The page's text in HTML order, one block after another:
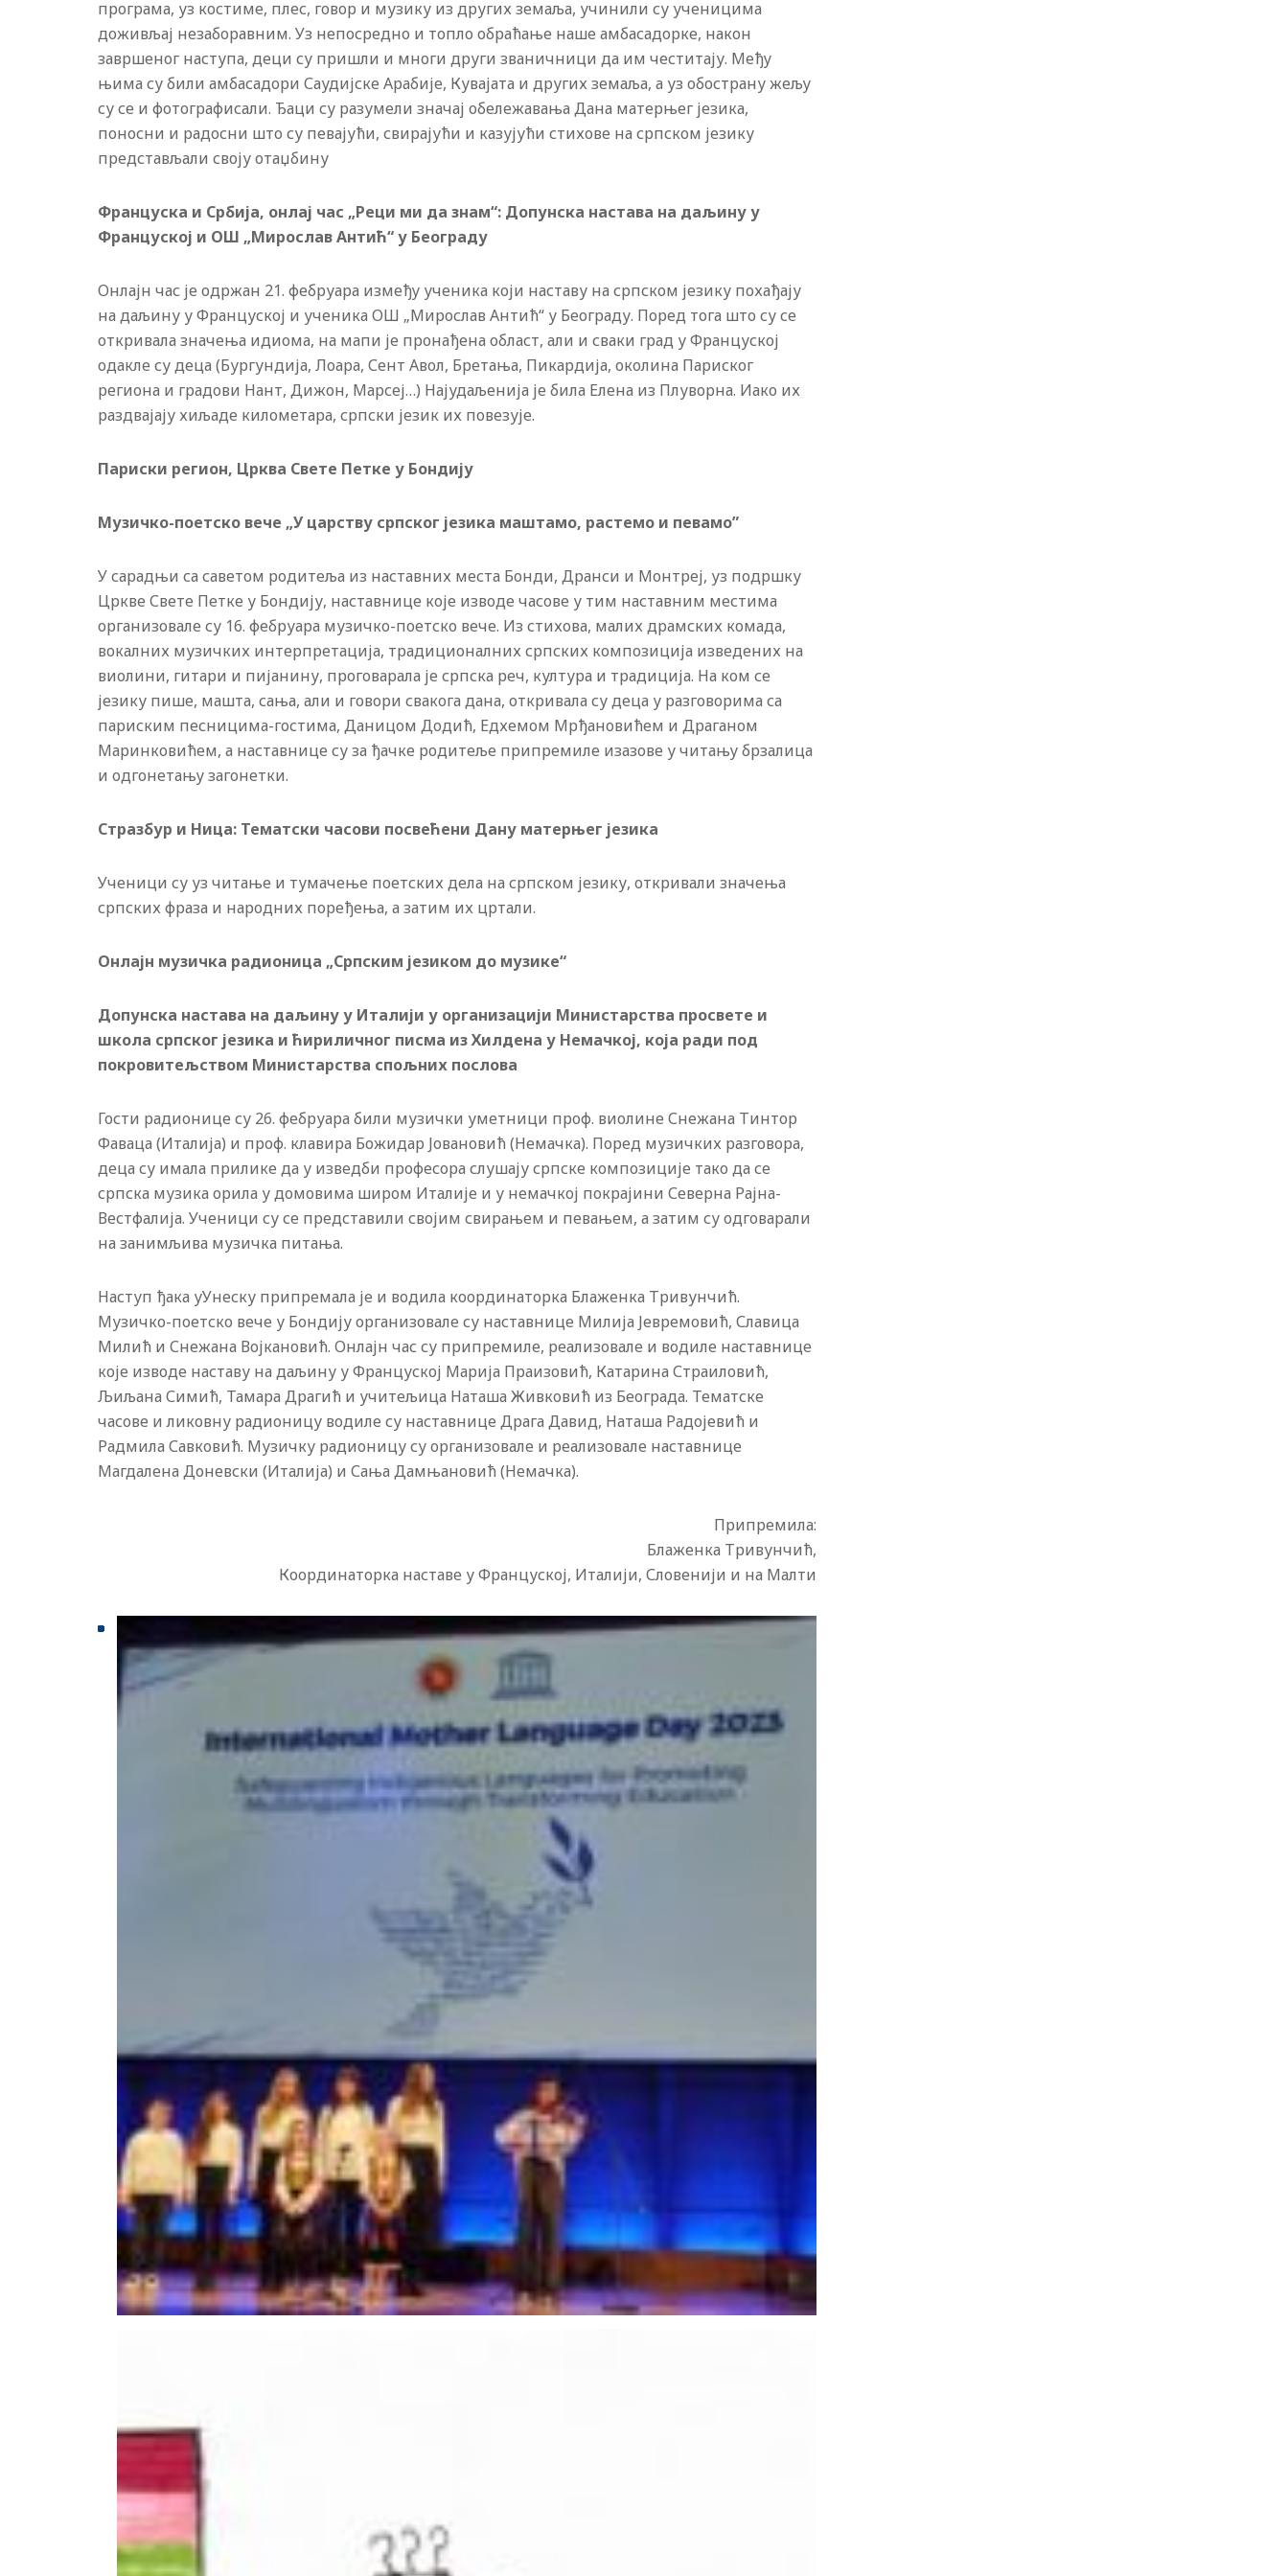
програма, уз костиме, плес, говор и музику из других земаља, учинили су ученицима
доживљај незаборавним. Уз непосредно и топло обраћање наше амбасадорке, након
завршеног наступа, деци су пришли и многи други званичници да им честитају. Међу
њима су били амбасадори Саудијске Арабије, Кувајата и других земаља, а уз обострану жељу
су се и фотографисали. Ђаци су разумели значај обележавања Дана матерњег језика,
поносни и радосни што су певајући, свирајући и казујући стихове на српском језику
представљали своју отаџбину
Француска и Србија, онлај час „Реци ми да знам“: Допунска настава на даљину у
Француској и ОШ „Мирослав Антић“ у Београду
Онлајн час је одржан 21. фебруара између ученика који наставу на српском језику похађају
на даљину у Француској и ученика ОШ „Мирослав Антић“ у Београду. Поред тога што су се
откривала значења идиома, на мапи је пронађена област, али и сваки град у Француској
одакле су деца (Бургундија, Лоара, Сент Авол, Бретања, Пикардија, околина Париског
региона и градови Нант, Дижон, Марсеј…) Најудаљенија је била Елена из Плуворна. Иако их
раздвајају хиљаде километара, српски језик их повезује.
Париски регион, Црква Свете Петке у Бондију
Музичко-поетско вече „У царству српског језика маштамо, растемо и певамо”
У сарадњи са саветом родитеља из наставних места Бонди, Дранси и Монтреј, уз подршку
Цркве Свете Петке у Бондију, наставнице које изводе часове у тим наставним местима
организовале су 16. фебруара музичко-поетско вече. Из стихова, малих драмских комада,
вокалних музичких интерпретација, традиционалних српских композиција изведених на
виолини, гитари и пијанину, проговарала је српска реч, култура и традиција. На ком се
језику пише, машта, сања, али и говори свакога дана, откривала су деца у разговорима са
париским песницима-гостима, Даницом Додић, Едхемом Мрђановићем и Драганом
Маринковићем, а наставнице су за ђачке родитеље припремиле изазове у читању брзалица
и одгонетању загонетки.
Стразбур и Ница: Тематски часови посвећени Дану матерњег језика
Ученици су уз читање и тумачење поетских дела на српском језику, откривали значења
српских фраза и народних поређења, а затим их цртали.
Онлајн музичка радионица „Српским језиком до музике“
Допунска настава на даљину у Италији у организацији Министарства просвете и
школа српског језика и ћириличног писма из Хилдена у Немачкој, која ради под
покровитељством Министарства спољних послова
Гости радионице су 26. фебруара били музички уметници проф. виолине Снежана Тинтор
Фаваца (Италија) и проф. клавира Божидар Јовановић (Немачка). Поред музичких разговора,
деца су имала прилике да у изведби професора слушају српске композиције тако да се
српска музика орила у домовима широм Италије и у немачкој покрајини Северна Рајна-
Вестфалија. Ученици су се представили својим свирањем и певањем, а затим су одговарали
на занимљива музичка питања.
Наступ ђака уУнеску припремала је и водила координаторка Блаженка Тривунчић.
Музичко-поетско вече у Бондију организовале су наставнице Милија Јевремовић, Славица
Милић и Снежана Војкановић. Онлајн час су припремиле, реализовале и водиле наставнице
које изводе наставу на даљину у Француској Марија Праизовић, Катарина Страиловић,
Љиљана Симић, Тамара Драгић и учитељица Наташа Живковић из Београда. Тематске
часове и ликовну радионицу водиле су наставнице Драга Давид, Наташа Радојевић и
Радмила Савковић. Музичку радионицу су организовале и реализовале наставнице
Магдалена Доневски (Италија) и Сања Дамњановић (Немачка).
Припремила:
Блаженка Тривунчић,
Координаторка наставе у Француској, Италији, Словенији и на Малти